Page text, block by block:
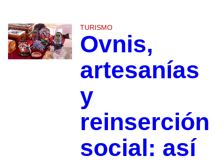
TURISMO
Ovnis,
artesanías
y
reinserción
social: así